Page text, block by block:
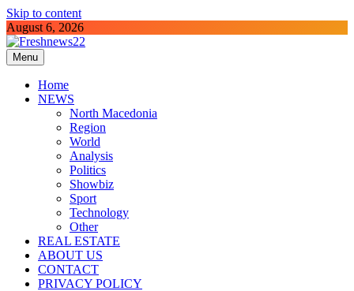
Skip to content
August 6, 2026
Freshnews22
Best News Website in North Macedonia
Menu
Home
NEWS
North Macedonia
Region
World
Analysis
Politics
Showbiz
Sport
Technology
Other
REAL ESTATE
ABOUT US
CONTACT
PRIVACY POLICY